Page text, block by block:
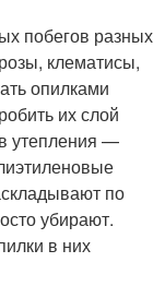
побегов разных
клематисы,
опилками
их слой
утепления —
по
убирают.
в них